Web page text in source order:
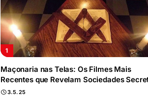
Maçonaria nas Telas: Os Filmes Mais
Recentes que Revelam Sociedades
3.5.25